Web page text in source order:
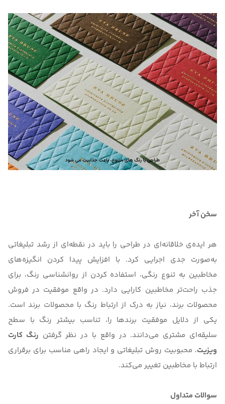
سخن آخر
هر ایده‌ی خلاقانه‌ای در طراحی را باید در نقطه‌ای از رشد تبلیغاتی
به‌صورت جدی اجرایی کرد. با افزایش پیدا کردن انگیزه‌های
مخاطبین به تنوع رنگی، استفاده کردن از روانشناسی رنگ، برای
جذب راحت‌تر مخاطبین کارایی دارد. در واقع موفقیت در فروش
محصولات برند، نیاز به درک از ارتباط رنگ با محصولات برند است.
یکی از دلایل موفقیت برندها را، تناسب بیشتر رنگ با سطح
سلیقه‌ای مشتری می‌دانند. در واقع با در نظر گرفتن رنگ کارت
ویزیت، محبوبیت روش تبلیغاتی و ایجاد راهی مناسب برای برقراری
ارتباط با مخاطبین تغییر می‌کند.
سوالات متداول